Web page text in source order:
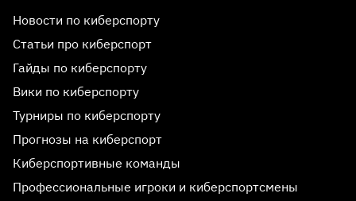
Новости по киберспорту
Статьи про киберспорт
Гайды по киберспорту
Вики по киберспорту
Турниры по киберспорту
Прогнозы на киберспорт
Киберспортивные команды
Профессиональные игроки и киберспортсмены